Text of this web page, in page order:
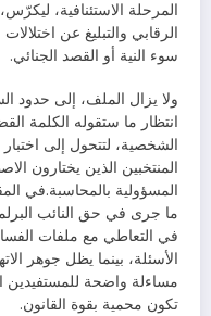
المرحلة الاستئنافية،
الرقابي والتبليغ عن
سوء النية أو القصد الجنائي.
ولا يزال الملف، إلى حدود
انتظار ما ستقوله الكلمة
الشخصية، لتتحول إلى
المنتخبين الذين يختارون
المسؤولية بالمحاسبة.في
ما جرى في حق النائب
في التعاطي مع ملفات
الأسئلة، بينما يظل جوهر
مساءلة واضحة
تكون محمية بقوة القانون.